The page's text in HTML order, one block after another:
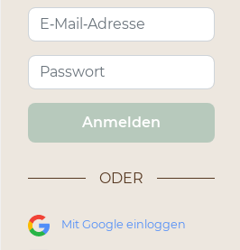
Anmelden
ODER
Mit Google einloggen